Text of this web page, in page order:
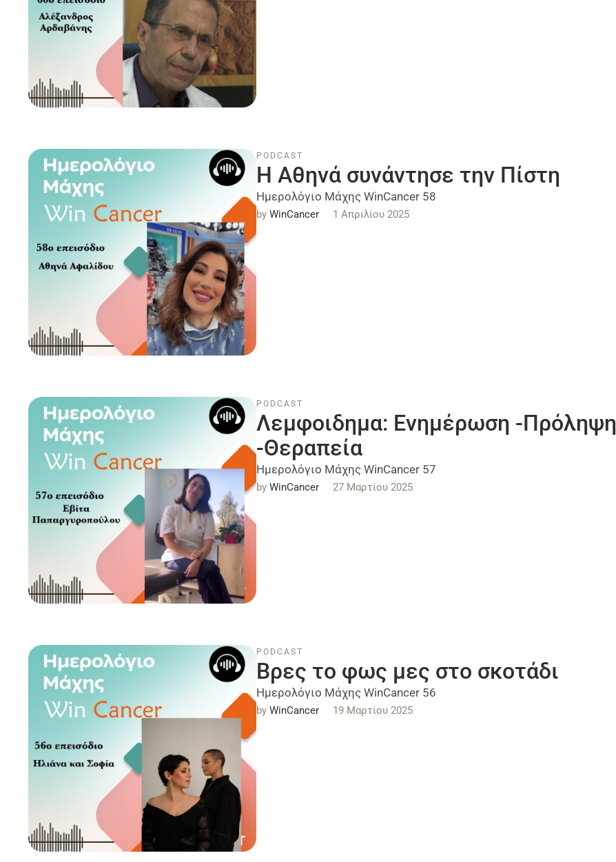
PODCAST
Η Αθηνά συνάντησε την Πίστη
Ημερολόγιο Μάχης WinCancer 58
by WinCancer 1 Απριλίου 2025
PODCAST
Λεμφοιδημα: Ενημέρωση -Πρόληψη
-Θεραπεία
Ημερολόγιο Μάχης WinCancer 57
by WinCancer 27 Μαρτίου 2025
PODCAST
Βρες το φως μες στο σκοτάδι
Ημερολόγιο Μάχης WinCancer 56
by WinCancer 19 Μαρτίου 2025